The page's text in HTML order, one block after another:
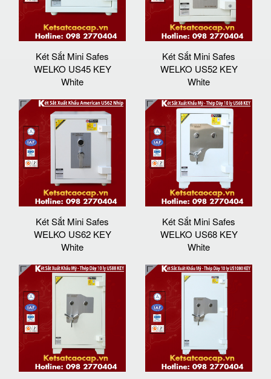
Két Sắt Mini Safes
WELKO US45 KEY
White
Két Sắt Mini Safes
WELKO US52 KEY
White
Két Sắt Mini Safes
WELKO US62 KEY
White
Két Sắt Mini Safes
WELKO US68 KEY
White